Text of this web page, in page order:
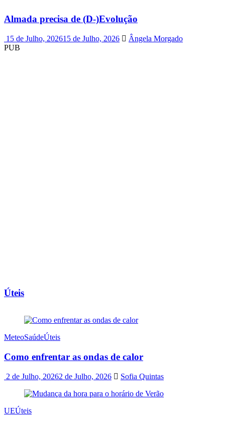
Almada precisa de (D-)Evolução
15 de Julho, 202615 de Julho, 2026
Ângela Morgado
PUB
Úteis
MeteoSaúdeÚteis
Como enfrentar as ondas de calor
2 de Julho, 20262 de Julho, 2026 Sofia Quintas
UEÚteis